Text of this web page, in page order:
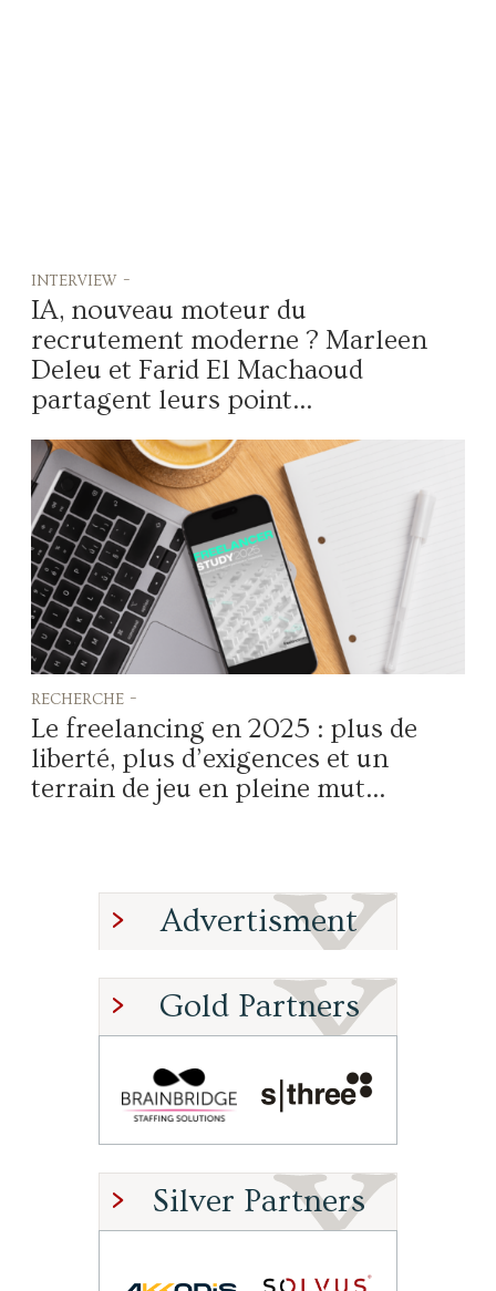
interview -
IA, nouveau moteur du
recrutement moderne ? Marleen
Deleu et Farid El Machaoud
partagent leurs point...
recherche -
Le freelancing en 2025 : plus de
liberté, plus d’exigences et un
terrain de jeu en pleine mut...
Advertisment
Gold Partners
Silver Partners